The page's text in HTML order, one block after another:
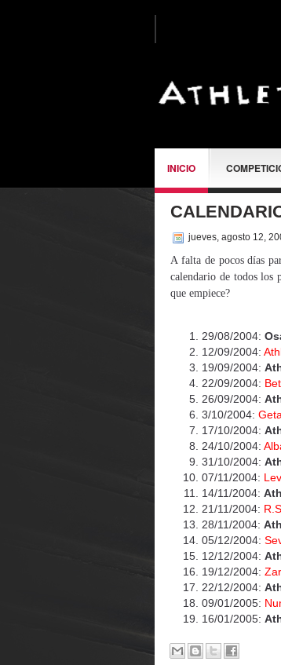
INICIO
SOBRE MÍ
jueves, agosto 12,
A falta de pocos días
calendario de todos los
que empiece?
29/08/2004:
12/09/2004:
19/09/2004:
22/09/2004:
26/09/2004:
3/10/2004:
17/10/2004:
24/10/2004:
31/10/2004:
07/11/2004:
14/11/2004:
21/11/2004:
28/11/2004:
05/12/2004:
12/12/2004:
19/12/2004:
22/12/2004:
09/01/2005:
16/01/2005: